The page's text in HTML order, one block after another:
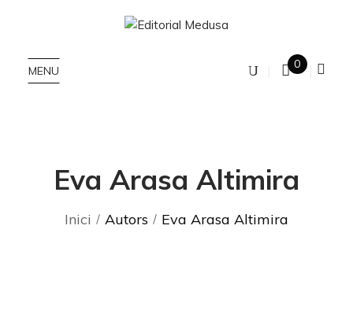
MENU 0
Eva Arasa Altimira
Inici Autors Eva Arasa Altimira